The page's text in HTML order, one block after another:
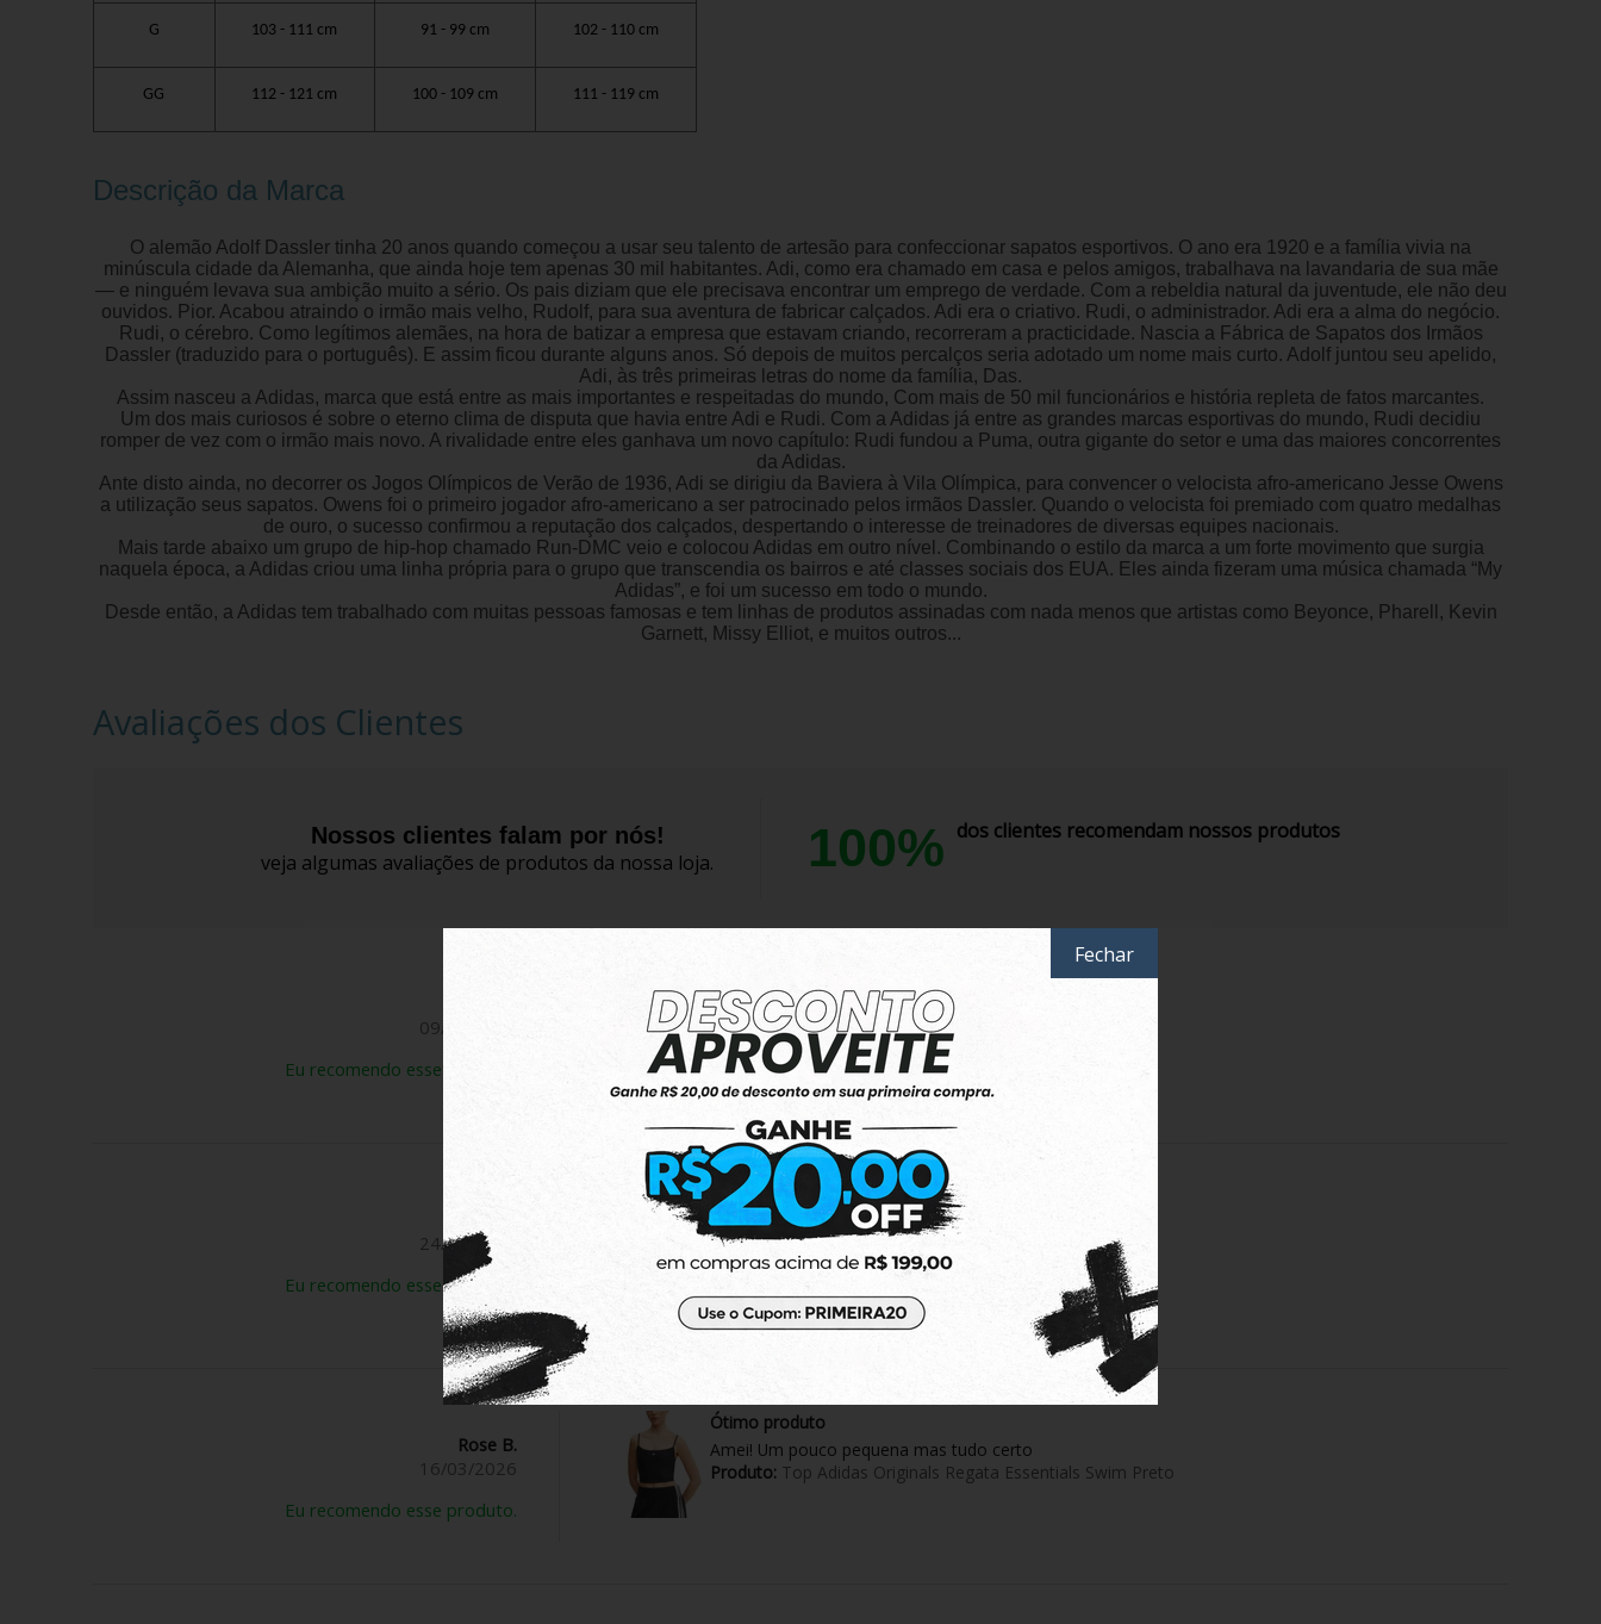
G 103 - 111 cm 91 - 99 cm 102 - 110 cm
GG 112 - 121 cm 100 - 109 cm 111 - 119 cm
Descrição da Marca
O alemão Adolf Dassler tinha 20 anos quando começou a usar seu talento de artesão para confeccionar sapatos esportivos. O ano era 1920 e a família vivia na
minúscula cidade da Alemanha, que ainda hoje tem apenas 30 mil habitantes. Adi, como era chamado em casa e pelos amigos, trabalhava na lavandaria de sua mãe
— e ninguém levava sua ambição muito a sério. Os pais diziam que ele precisava encontrar um emprego de verdade. Com a rebeldia natural da juventude, ele não deu
ouvidos. Pior. Acabou atraindo o irmão mais velho, Rudolf, para sua aventura de fabricar calçados. Adi era o criativo. Rudi, o administrador. Adi era a alma do negócio.
Rudi, o cérebro. Como legítimos alemães, na hora de batizar a empresa que estavam criando, recorreram a practicidade. Nascia a Fábrica de Sapatos dos Irmãos
Dassler (traduzido para o português). E assim ficou durante alguns anos. Só depois de muitos percalços seria adotado um nome mais curto. Adolf juntou seu apelido,
Adi, às três primeiras letras do nome da família, Das.
Assim nasceu a Adidas, marca que está entre as mais importantes e respeitadas do mundo, Com mais de 50 mil funcionários e história repleta de fatos marcantes.
Um dos mais curiosos é sobre o eterno clima de disputa que havia entre Adi e Rudi. Com a Adidas já entre as grandes marcas esportivas do mundo, Rudi decidiu
romper de vez com o irmão mais novo. A rivalidade entre eles ganhava um novo capítulo: Rudi fundou a Puma, outra gigante do setor e uma das maiores concorrentes
da Adidas.
Ante disto ainda, no decorrer os Jogos Olímpicos de Verão de 1936, Adi se dirigiu da Baviera à Vila Olímpica, para convencer o velocista afro-americano Jesse Owens
a utilização seus sapatos. Owens foi o primeiro jogador afro-americano a ser patrocinado pelos irmãos Dassler. Quando o velocista foi premiado com quatro medalhas
de ouro, o sucesso confirmou a reputação dos calçados, despertando o interesse de treinadores de diversas equipes nacionais.
Mais tarde abaixo um grupo de hip-hop chamado Run-DMC veio e colocou Adidas em outro nível. Combinando o estilo da marca a um forte movimento que surgia
naquela época, a Adidas criou uma linha própria para o grupo que transcendia os bairros e até classes sociais dos EUA. Eles ainda fizeram uma música chamada “My
Adidas”, e foi um sucesso em todo o mundo.
Desde então, a Adidas tem trabalhado com muitas pessoas famosas e tem linhas de produtos assinadas com nada menos que artistas como Beyonce, Pharell, Kevin
Garnett, Missy Elliot, e muitos outros...
Avaliações dos Clientes
Nossos clientes falam por nós!
veja algumas avaliações de produtos da nossa loja.
100% dos clientes recomendam nossos produtos
09/04/2026
Eu recomendo esse produto.
O tênis é lindo, e muito confortável.
Produto:Tênis Adidas Park ST 2.0 Branco/ Verde
24/03/2026
Eu recomendo esse produto.
Ótimo
Apesar da demora para responder o whatsapp
Estão Parabéns
Minha compra chegou bem embalado
Conforme o anúncio
Produto:Jaqueta Rusty Dinky Cinza
Rose B.
16/03/2026
Eu recomendo esse produto.
Ótimo produto
Amei! Um pouco pequena mas tudo certo
Produto: Top Adidas Originals Regata Essentials Swim Preto
Fechar